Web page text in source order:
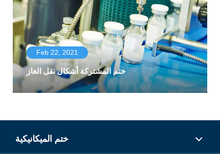
Feb 22, 2021
ختم المشتركة أشكال نقل الغاز
ختم الميكانيكية